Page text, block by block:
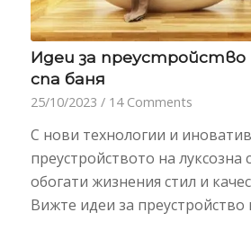
Идеи за преустройство
спа баня
25/10/2023 / 14 Comments
С нови технологии и
преустройството на луксозна
обогати жизнения стил и
Вижте идеи за преустройство